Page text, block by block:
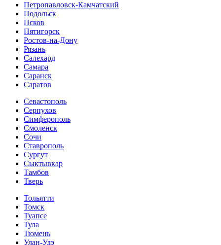
Петропавловск-Камчатский
Подольск
Псков
Пятигорск
Ростов-на-Дону
Рязань
Салехард
Самара
Саранск
Саратов
Севастополь
Серпухов
Симферополь
Смоленск
Сочи
Ставрополь
Сургут
Сыктывкар
Тамбов
Тверь
Тольятти
Томск
Туапсе
Тула
Тюмень
Улан-Удэ